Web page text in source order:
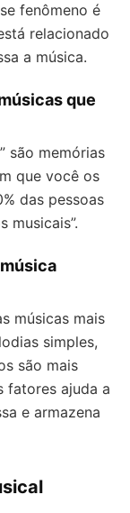
fenômeno é
relacionado
a música.
que
são memórias
que você os
das pessoas
musicais”.
músicas mais
simples,
são mais
fatores ajuda a
e armazena